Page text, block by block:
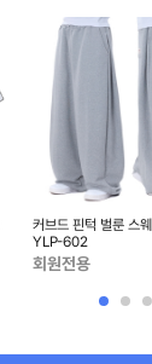
커브드 핀턱 벌룬 스
YLP-602
회원전용